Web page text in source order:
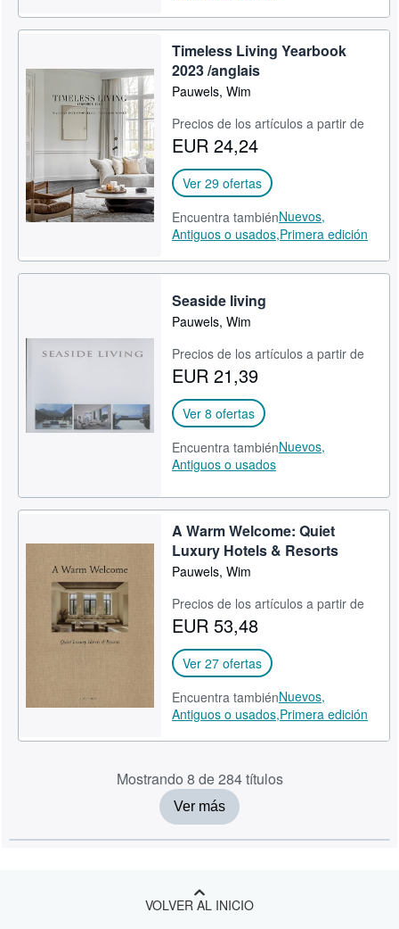
Timeless Living Yearbook
2023 /anglais
Pauwels, Wim
Precios de los artículos a partir de
EUR 24,24
Ver 29 ofertas
Encuentra tambiénNuevos,
Antiguos o usados,Primera edición
Seaside living
Pauwels, Wim
Precios de los artículos a partir de
EUR 21,39
Ver 8 ofertas
Encuentra tambiénNuevos,
Antiguos o usados
A Warm Welcome: Quiet
Luxury Hotels & Resorts
Pauwels, Wim
Precios de los artículos a partir de
EUR 53,48
Ver 27 ofertas
Encuentra tambiénNuevos,
Antiguos o usados,Primera edición
Mostrando 8 de 284 títulos
Ver más
VOLVER AL INICIO